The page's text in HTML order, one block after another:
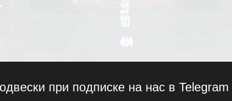
при подписке на нас в Telegram·